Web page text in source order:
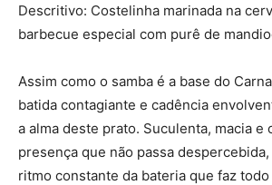
Descritivo: Costelinha marinada na
barbecue especial com purê de
Assim como o samba é a base do
batida contagiante e cadência
a alma deste prato. Suculenta, macia e
presença que não passa
ritmo constante da bateria que faz